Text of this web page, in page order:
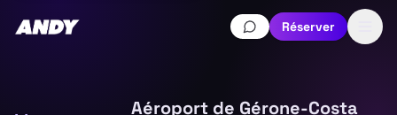
Réserver
Aéroport de Gérone-Costa